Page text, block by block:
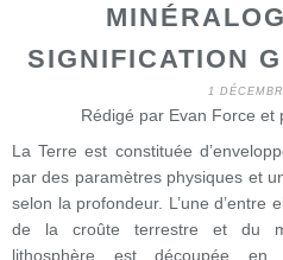
SIGNIFICATION
1
Rédigé par Evan Force et
La Terre est constituée
par des paramètres physiques et
selon la profondeur. L’une d’entre
de la croûte terrestre et du
lithosphère est découpée